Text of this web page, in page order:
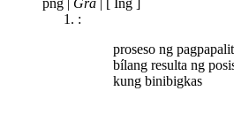
:
proseso ng
bílang resulta ng
kung binibigkas